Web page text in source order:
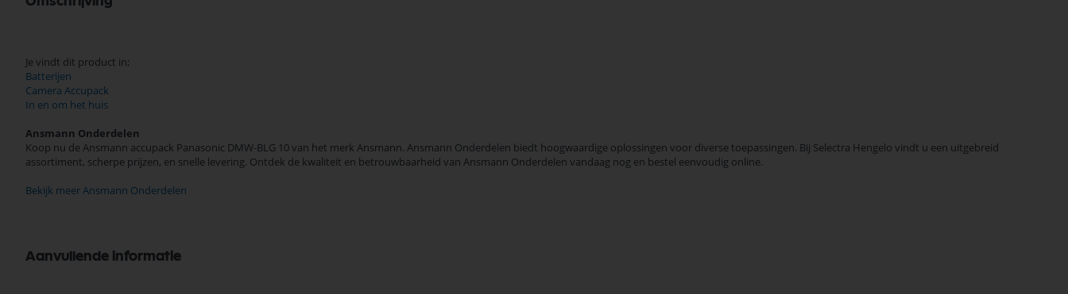
Je vindt dit product in;
Batterijen
Camera Accupack
In en om het huis
Ansmann Onderdelen
Koop nu de Ansmann accupack Panasonic DMW-BLG 10 van het merk Ansmann. Ansmann Onderdelen biedt hoogwaardige oplossingen voor diverse toepassingen. Bij Selectra Hengelo vindt u een uitgebreid
assortiment, scherpe prijzen, en snelle levering. Ontdek de kwaliteit en betrouwbaarheid van Ansmann Onderdelen vandaag nog en bestel eenvoudig online.
Bekijk meer Ansmann Onderdelen
Aanvullende informatie